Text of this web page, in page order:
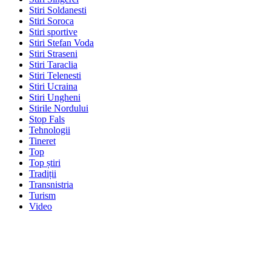
Stiri Soldanesti
Stiri Soroca
Stiri sportive
Stiri Stefan Voda
Stiri Straseni
Stiri Taraclia
Stiri Telenesti
Stiri Ucraina
Stiri Ungheni
Stirile Nordului
Stop Fals
Tehnologii
Tineret
Top
Top știri
Tradiții
Transnistria
Turism
Video